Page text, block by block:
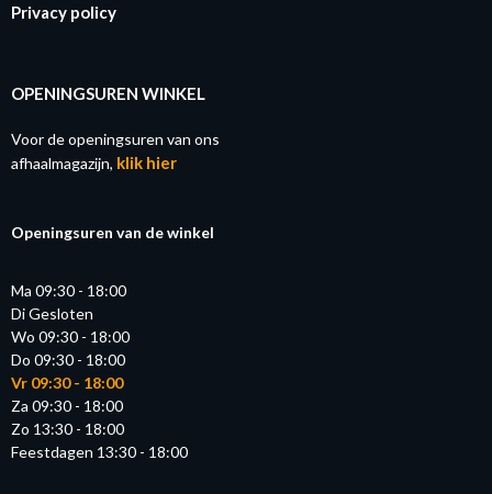
Privacy policy
OPENINGSUREN WINKEL
Voor de openingsuren van ons
afhaalmagazijn, klik hier
Openingsuren van de winkel
Ma 09:30 - 18:00
Di Gesloten
Wo 09:30 - 18:00
Do 09:30 - 18:00
Vr 09:30 - 18:00
Za 09:30 - 18:00
Zo 13:30 - 18:00
Feestdagen 13:30 - 18:00